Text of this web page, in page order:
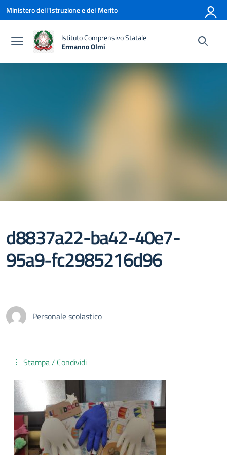
Vai ai contenuti
Vai al menu di navigazione
Vai al footer
Ministero dell'Istruzione e del Merito
Istituto Comprensivo Statale
Ermanno Olmi
d8837a22-ba42-40e7-
95a9-fc2985216d96
Personale scolastico
Stampa / Condividi